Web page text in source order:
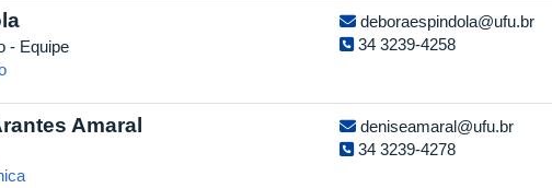
- Equipe
deboraespindola@ufu.br
34 3239-4258
Amaral
deniseamaral@ufu.br
34 3239-4278